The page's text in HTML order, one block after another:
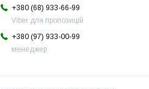
+380 (68) 933-66-99
Viber для пропозицій
+380 (97) 933-00-99
менеджер